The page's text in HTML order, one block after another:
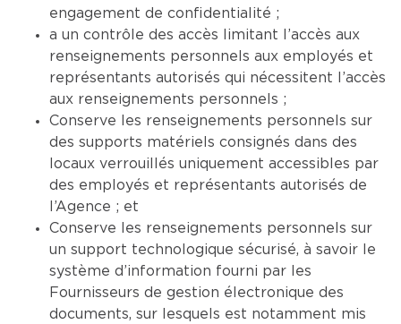
engagement de confidentialité ;
a un contrôle des accès limitant l’accès aux
renseignements personnels aux employés et
représentants autorisés qui nécessitent l’accès
aux renseignements personnels ;
Conserve les renseignements personnels sur
des supports matériels consignés dans des
locaux verrouillés uniquement accessibles par
des employés et représentants autorisés de
l’Agence ; et
Conserve les renseignements personnels sur
un support technologique sécurisé, à savoir le
système d’information fourni par les
Fournisseurs de gestion électronique des
documents, sur lesquels est notamment mis